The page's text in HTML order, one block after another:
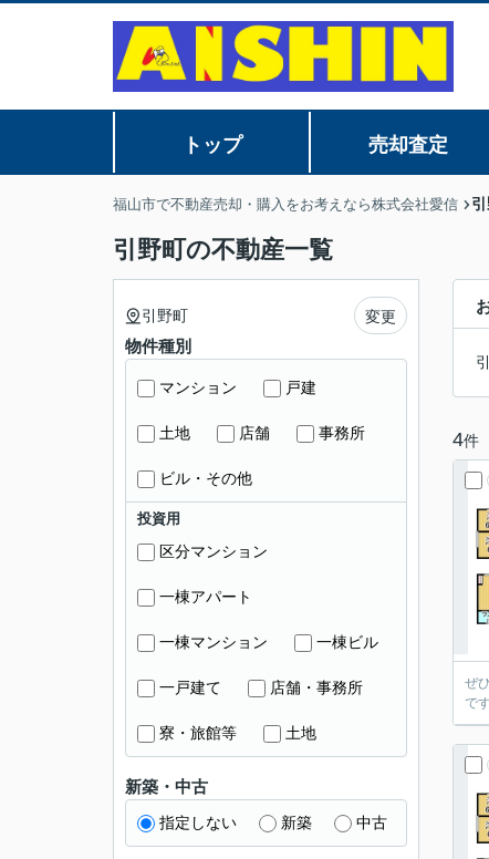
トップ 売却査定
福山市で不動産売却・購入をお考えなら株式会社愛信
引野町の不動産一覧
4件
ぜ
で
引野町 変更
物件種別
マンション 戸建
土地 店舗 事務所
ビル・その他
投資用
区分マンション
一棟アパート
一棟マンション 一棟ビル
一戸建て 店舗・事務所
寮・旅館等 土地
新築・中古
指定しない 新築 中古